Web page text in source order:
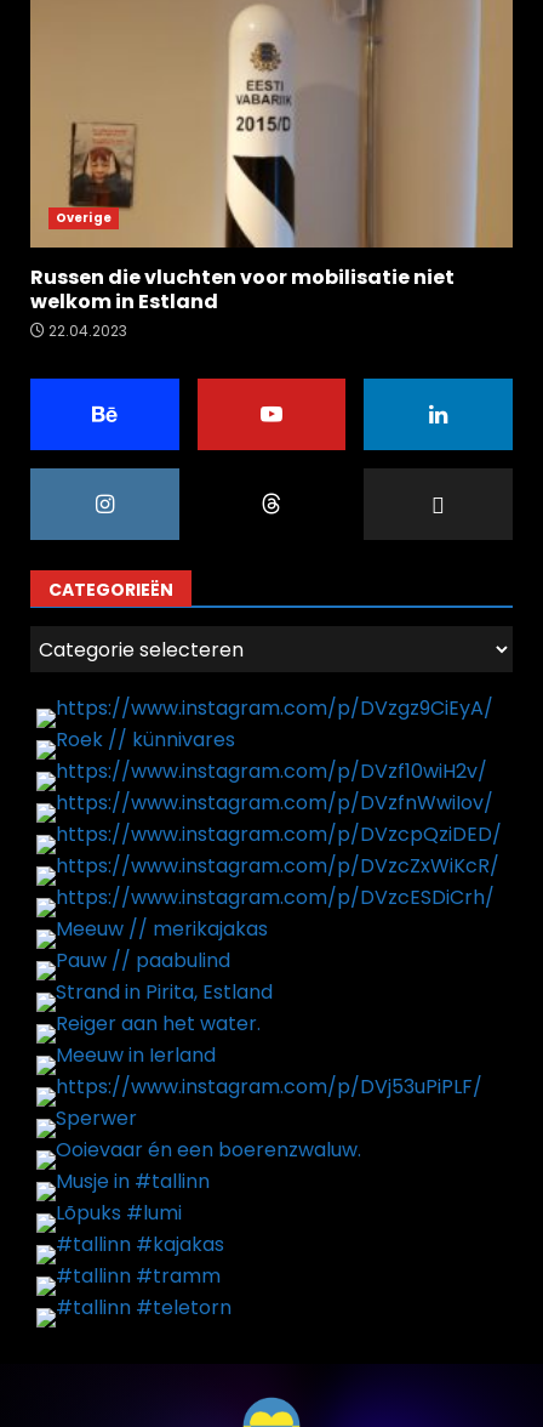
Overige
Russen die vluchten voor mobilisatie niet
welkom in Estland
22.04.2023
CATEGORIEËN
Categorieën